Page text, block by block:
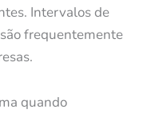
Intervalos de
frequentemente
quando